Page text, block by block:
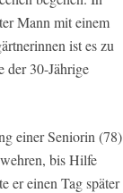
Mann mit einem
ist es zu
der 30-Jährige
einer Seniorin (78)
bis Hilfe
er einen Tag später